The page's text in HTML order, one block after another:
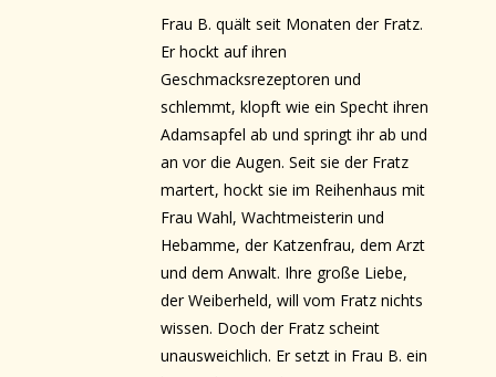
Frau B. quält seit Monaten der Fratz.
Er hockt auf ihren
Geschmacksrezeptoren und
schlemmt, klopft wie ein Specht ihren
Adamsapfel ab und springt ihr ab und
an vor die Augen. Seit sie der Fratz
martert, hockt sie im Reihenhaus mit
Frau Wahl, Wachtmeisterin und
Hebamme, der Katzenfrau, dem Arzt
und dem Anwalt. Ihre große Liebe,
der Weiberheld, will vom Fratz nichts
wissen. Doch der Fratz scheint
unausweichlich. Er setzt in Frau B. ein